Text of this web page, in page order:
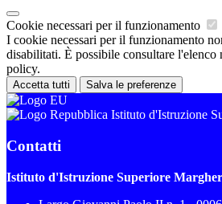
Cookie necessari per il funzionamento
I cookie necessari per il funzionamento
disabilitati. È possibile consultare l'elenco
policy.
Accetta tutti Salva le preferenze
Istituto d'Istruzione
Contatti
Istituto d'Istruzione Superiore